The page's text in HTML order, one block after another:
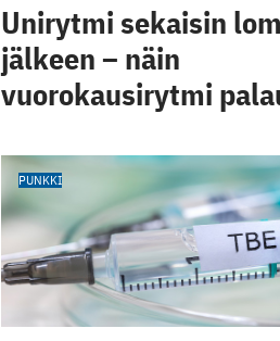
Unirytmi sekaisin
jälkeen – näin
vuorokausirytmi
PUNKKI